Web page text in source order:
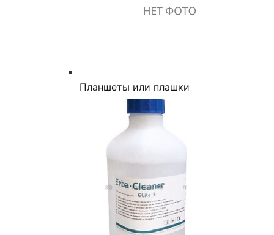
Планшеты или плашки